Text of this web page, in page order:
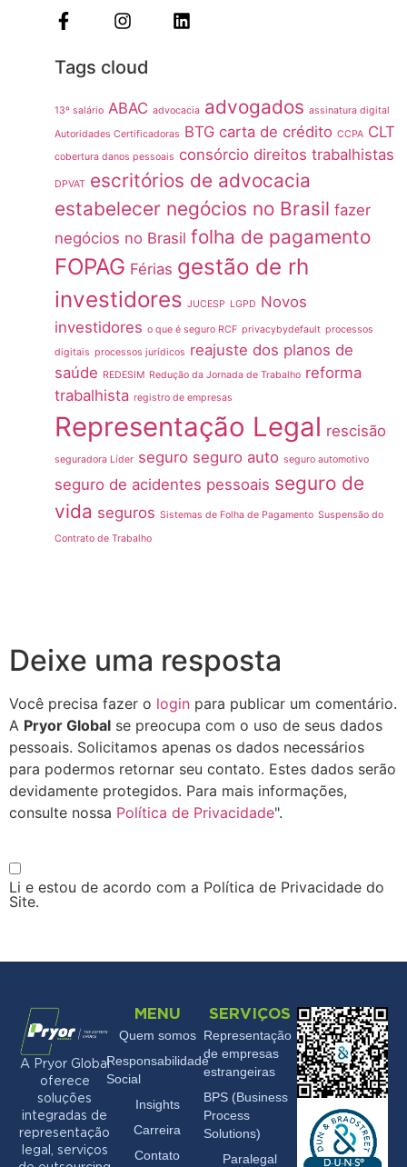
Tags cloud
13º salário ABAC advocacia advogados assinatura digital
Autoridades Certificadoras BTG carta de crédito CCPA CLT
cobertura danos pessoais consórcio direitos trabalhistas
DPVAT escritórios de advocacia
estabelecer negócios no Brasil fazer
negócios no Brasil folha de pagamento
FOPAG Férias gestão de rh
investidores JUCESP LGPD Novos
investidores o que é seguro RCF privacybydefault processos
digitais processos jurídicos reajuste dos planos de
saúde REDESIM Redução da Jornada de Trabalho reforma
trabalhista registro de empresas
Representação Legal rescisão
seguradora Líder seguro seguro auto seguro automotivo
seguro de acidentes pessoais seguro de
vida seguros Sistemas de Folha de Pagamento Suspensão do
Contrato de Trabalho
Deixe uma resposta
Você precisa fazer o login para publicar um comentário.
A Pryor Global se preocupa com o uso de seus dados
pessoais. Solicitamos apenas os dados necessários
para podermos retornar seu contato. Estes dados serão
devidamente protegidos. Para mais informações,
consulte nossa Política de Privacidade".
Li e estou de acordo com a Política de Privacidade do
Site.
A Pryor Global
oferece
soluções
integradas de
representação
legal, serviços
MENU
Quem somos
Responsabilidade
Social
Insights
Carreira
Contato
SERVIÇOS
Representação
de empresas
estrangeiras
BPS (Business
Process
Solutions)
Paralegal